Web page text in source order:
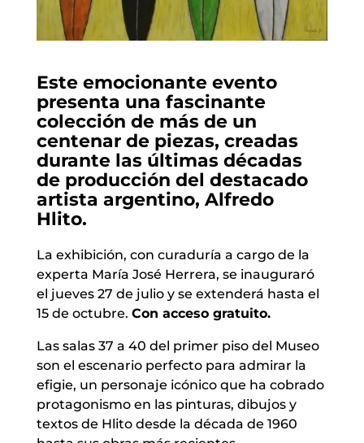
Este emocionante evento
presenta una fascinante
colección de más de un
centenar de piezas, creadas
durante las últimas décadas
de producción del destacado
artista argentino, Alfredo
Hlito.
La exhibición, con curaduría a cargo de la
experta María José Herrera, se inauguraró
el jueves 27 de julio y se extenderá hasta el
15 de octubre. Con acceso gratuito.
Las salas 37 a 40 del primer piso del Museo
son el escenario perfecto para admirar la
efigie, un personaje icónico que ha cobrado
protagonismo en las pinturas, dibujos y
textos de Hlito desde la década de 1960